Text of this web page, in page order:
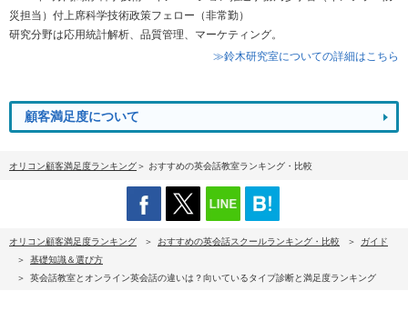
災担当）付上席科学技術政策フェロー（非常勤）
研究分野は応用統計解析、品質管理、マーケティング。
≫鈴木研究室についての詳細はこちら
顧客満足度について
オリコン顧客満足度ランキング おすすめの英会話教室ランキング・比較
オリコン顧客満足度ランキング おすすめの英会話スクールランキング・比較
ガイド
基礎知識＆選び方
英会話教室とオンライン英会話の違いは？向いているタイプ診断と満足度ランキング